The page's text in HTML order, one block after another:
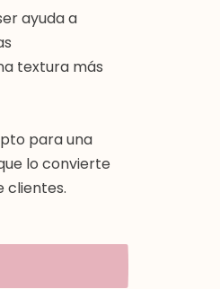
ayuda a
textura más
para una
lo convierte
clientes.